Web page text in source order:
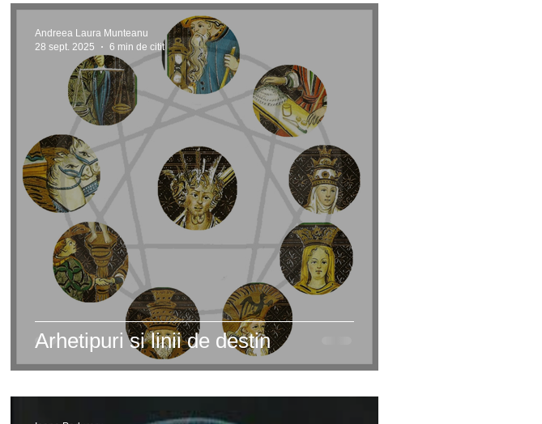
Vindecare Revelatii
Arhetipuri si linii de destin
Andreea Laura Munteanu
28 sept. 2025
6 min de citit